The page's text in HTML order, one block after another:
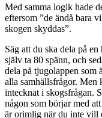
Med samma logik hade
eftersom ”de ändå bara
skogen skyddas”.
Säg att du ska dela på
själv ta 80 spänn, och
dela på tjugolappen som
alla samhällsfrågor. Men
intecknat i skogsfrågan.
någon som börjar med
är orimlig när du inte vill